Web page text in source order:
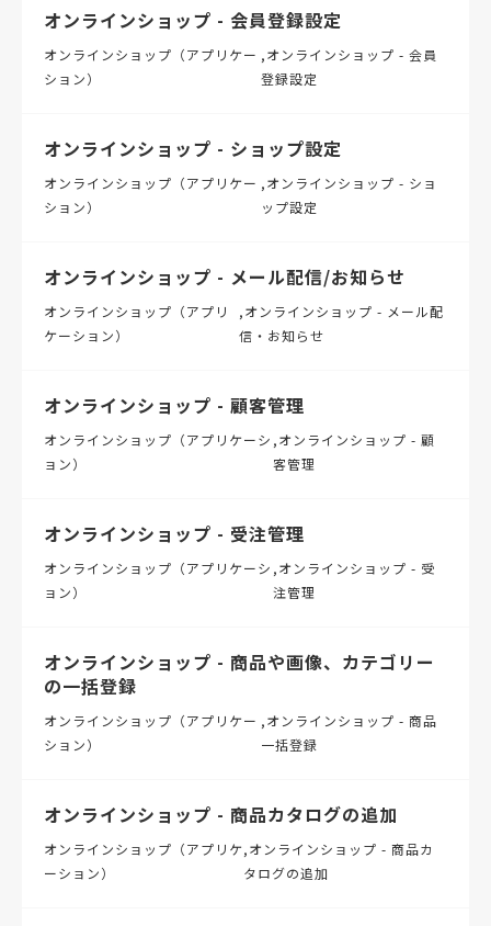
オンラインショップ - 会員登録設定
オンラインショップ（アプリケー
ション）
オンラインショップ - 会員
登録設定
オンラインショップ - ショップ設定
オンラインショップ（アプリケー
ション）
オンラインショップ - ショ
ップ設定
オンラインショップ - メール配信/お知らせ
オンラインショップ（アプリ
ケーション）
オンラインショップ - メール配
信・お知らせ
オンラインショップ - 顧客管理
オンラインショップ（アプリケーシ
ョン）
オンラインショップ - 顧
客管理
オンラインショップ - 受注管理
オンラインショップ（アプリケーシ
ョン）
オンラインショップ - 受
注管理
オンラインショップ - 商品や画像、カテゴリー
の一括登録
オンラインショップ（アプリケー
ション）
オンラインショップ - 商品
一括登録
オンラインショップ - 商品カタログの追加
オンラインショップ（アプリケ
ーション）
オンラインショップ - 商品カ
タログの追加